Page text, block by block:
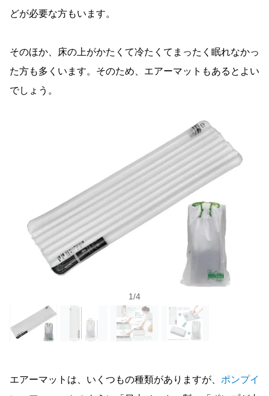
どが必要な方もいます。
そのほか、床の上がかたくて冷たくてまったく眠れなかっ
た方も多くいます。そのため、エアーマットもあるとよい
でしょう。
1/4
エアーマットは、いくつもの種類がありますが、 ポンプイ